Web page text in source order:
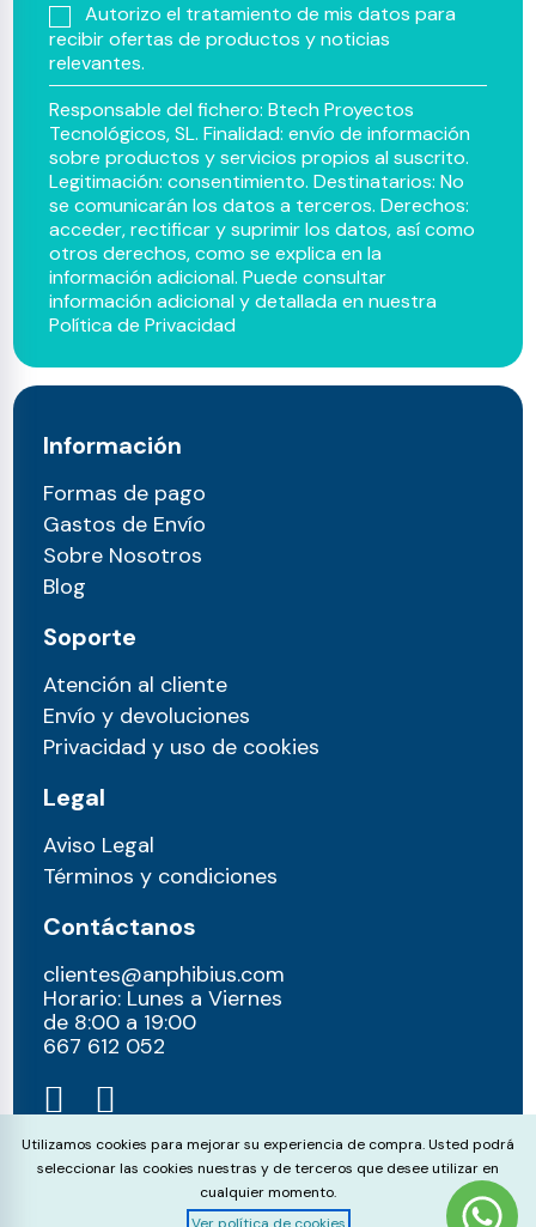
Autorizo el tratamiento de mis datos para
recibir ofertas de productos y noticias
relevantes.
Responsable del fichero: Btech Proyectos
Tecnológicos, SL. Finalidad: envío de información
sobre productos y servicios propios al suscrito.
Legitimación: consentimiento. Destinatarios: No
se comunicarán los datos a terceros. Derechos:
acceder, rectificar y suprimir los datos, así como
otros derechos, como se explica en la
información adicional. Puede consultar
información adicional y detallada en nuestra
Política de Privacidad
Información
Formas de pago
Gastos de Envío
Sobre Nosotros
Blog
Soporte
Atención al cliente
Envío y devoluciones
Privacidad y uso de cookies
Legal
Aviso Legal
Términos y condiciones
Contáctanos
clientes@anphibius.com
Horario: Lunes a Viernes
de 8:00 a 19:00
667 612 052​
Cookie Consent
Utilizamos cookies para mejorar su experiencia de compra. Usted podrá
seleccionar las cookies nuestras y de terceros que desee utilizar en
cualquier momento.